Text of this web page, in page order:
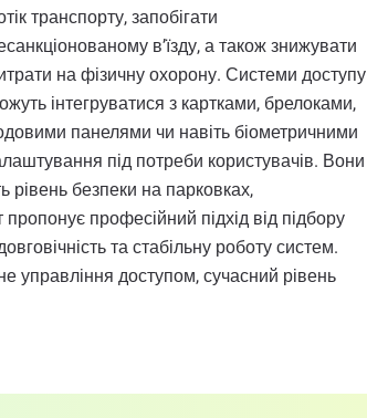
транспорту, запобігати
в’їзду, а також знижувати
на фізичну охорону. Системи доступу
інтегруватися з картками, брелоками,
панелями чи навіть біометричними
під потреби користувачів. Вони
безпеки на парковках,
професійний підхід від підбору
та стабільну роботу систем.
управління доступом, сучасний рівень